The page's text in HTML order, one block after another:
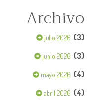
Archivo
julio 2026 (3)
junio 2026 (3)
mayo 2026 (4)
abril 2026 (4)